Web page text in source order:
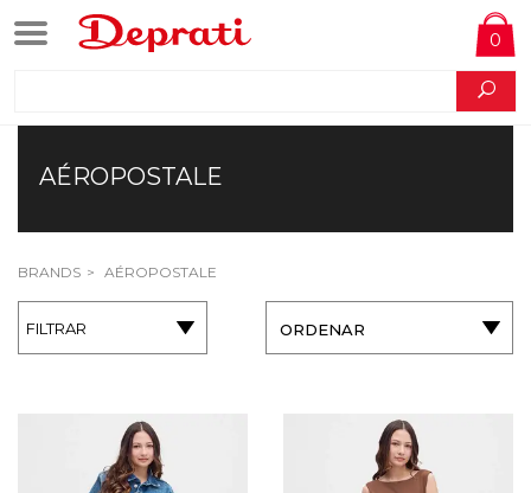
0
AÉROPOSTALE
BRANDS AÉROPOSTALE
FILTRAR ORDENAR